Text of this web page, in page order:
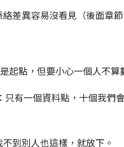
差異容易沒看見（後面章節
起點，但要小心一個人不算
有一個資料點，十個我們
到別人也這樣，就放下。